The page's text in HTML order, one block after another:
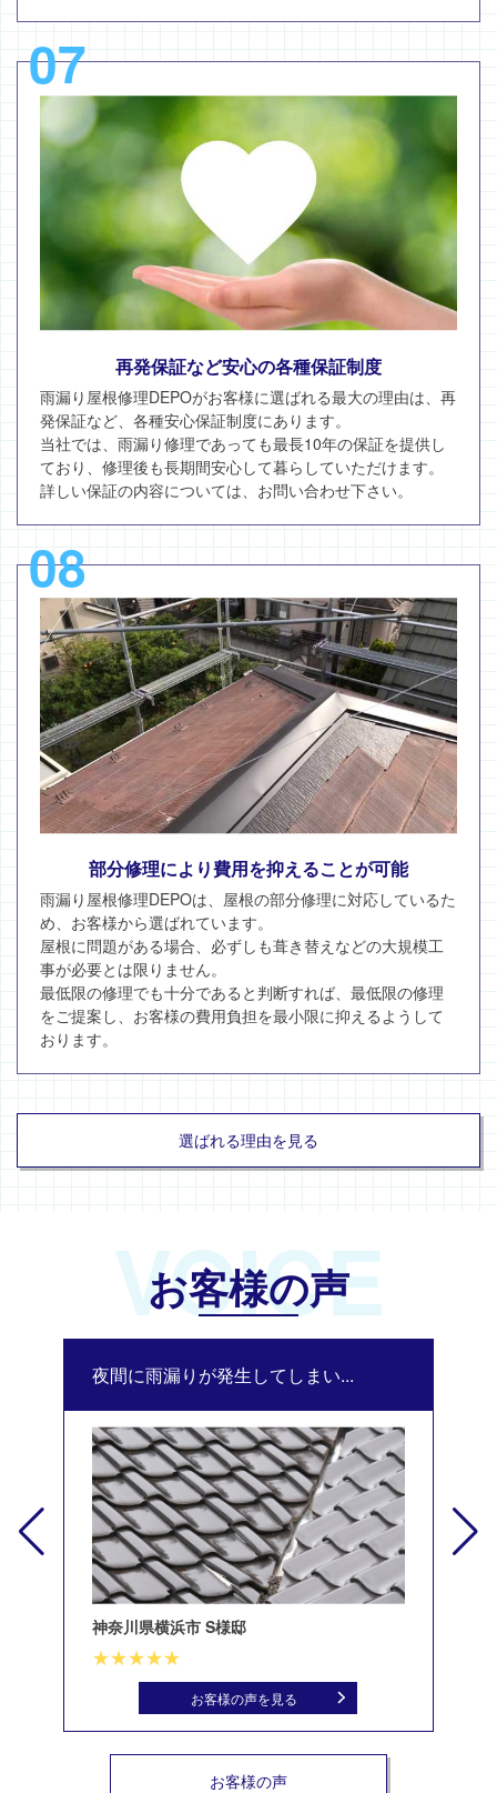
07
再発保証など安心の各種保証制度
雨漏り屋根修理DEPOがお客様に選ばれる最大の理由は、再
発保証など、各種安心保証制度にあります。
当社では、雨漏り修理であっても最長10年の保証を提供し
ており、修理後も長期間安心して暮らしていただけます。
詳しい保証の内容については、お問い合わせ下さい。
08
部分修理により費用を抑えることが可能
雨漏り屋根修理DEPOは、屋根の部分修理に対応しているた
め、お客様から選ばれています。
屋根に問題がある場合、必ずしも葺き替えなどの大規模工
事が必要とは限りません。
最低限の修理でも十分であると判断すれば、最低限の修理
をご提案し、お客様の費用負担を最小限に抑えるようして
おります。
選ばれる理由を見る
VOICE
お客様の声
夜間に雨漏りが発生してしまい...
神奈川県横浜市 S様邸
お客様の声を見る
お客様の声